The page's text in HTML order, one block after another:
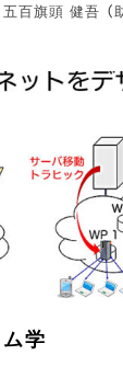
百旗頭 健吾
ム学